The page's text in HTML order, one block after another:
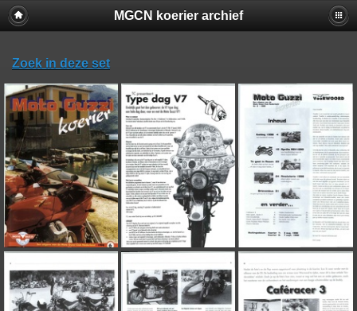
MGCN koerier archief
Zoek in deze set